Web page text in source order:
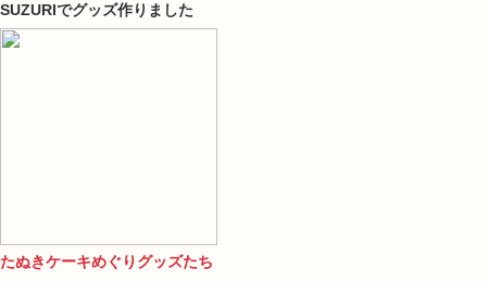
SUZURIでグッズ作りました
たぬきケーキめぐりグッズたち